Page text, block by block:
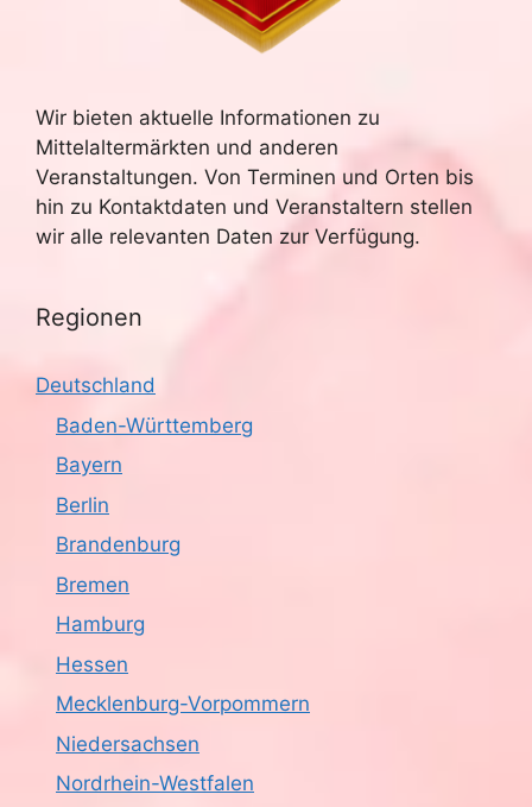
Wir bieten aktuelle Informationen zu
Mittelaltermärkten und anderen
Veranstaltungen. Von Terminen und Orten bis
hin zu Kontaktdaten und Veranstaltern stellen
wir alle relevanten Daten zur Verfügung.
Regionen
Deutschland
Baden-Württemberg
Bayern
Berlin
Brandenburg
Bremen
Hamburg
Hessen
Mecklenburg-Vorpommern
Niedersachsen
Nordrhein-Westfalen